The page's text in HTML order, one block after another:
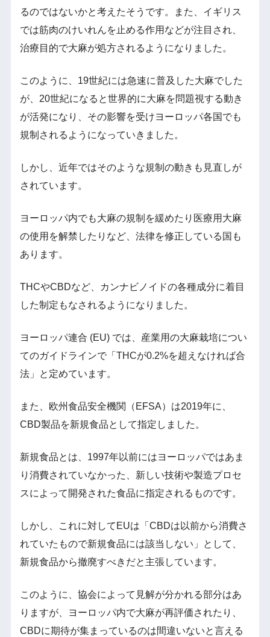
るのではないかと考えたそうです。また、イギリス
では筋肉のけいれんを止める作用などが注目され、
治療目的で大麻が処方されるようになりました。
このように、19世紀には急速に普及した大麻でした
が、20世紀になると世界的に大麻を問題視する動き
が活発になり、その影響を受けヨーロッパ各国でも
規制されるようになっていきました。
しかし、近年ではそのような規制の動きも見直しが
されています。
ヨーロッパ内でも大麻の規制を緩めたり医療用大麻
の使用を解禁したりなど、法律を修正している国も
あります。
THCやCBDなど、カンナビノイドの各種成分に着目
した制定もなされるようになりました。
ヨーロッパ連合 (EU) では、産業用の大麻栽培につい
てのガイドラインで「THCが0.2%を超えなければ合
法」と定めています。
また、欧州食品安全機関（EFSA）は2019年に、
CBD製品を新規食品として指定しました。
新規食品とは、1997年以前にはヨーロッパではあま
り消費されていなかった、新しい技術や製造プロセ
スによって開発された食品に指定されるものです。
しかし、これに対してEUは「CBDは以前から消費さ
れていたもので新規食品には該当しない」として、
新規食品から撤廃すべきだと主張しています。
このように、協会によって見解が分かれる部分はあ
りますが、ヨーロッパ内で大麻が再評価されたり、
CBDに期待が集まっているのは間違いないと言える